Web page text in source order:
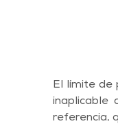
El límite de
inaplicable
referencia,